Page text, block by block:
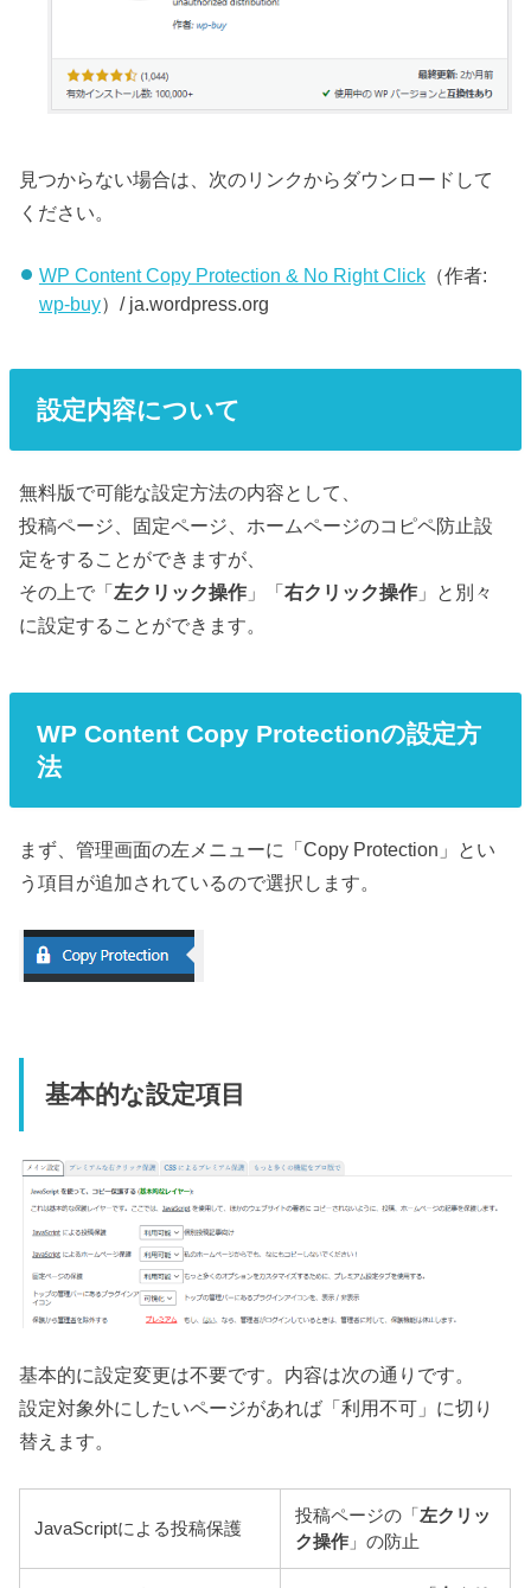
見つからない場合は、次のリンクからダウンロードして
ください。
WP Content Copy Protection & No Right Click（作者:
wp-buy）/ ja.wordpress.org
設定内容について
無料版で可能な設定方法の内容として、
投稿ページ、固定ページ、ホームページのコピペ防止設
定をすることができますが、
その上で「左クリック操作 」「右クリック操作 」と別々
に設定することができます。
WP Content Copy Protectionの設定方
法
まず、管理画面の左メニューに「Copy Protection」とい
う項目が追加されているので選択します。
基本的な設定項目
基本的に設定変更は不要です。内容は次の通りです。
設定対象外にしたいページがあれば「利用不可」に切り
替えます。
JavaScriptによる投稿保護
投稿ページの「左クリッ
ク操作 」の防止